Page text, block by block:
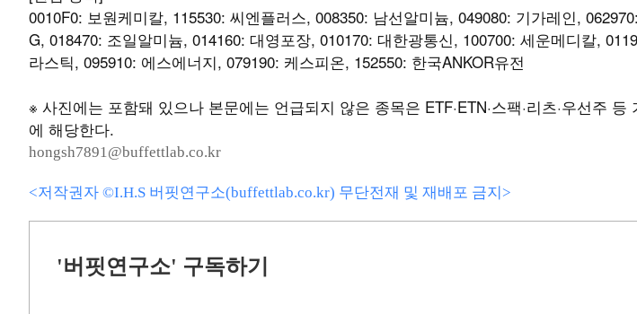
0010F0: 보원케미칼, 115530: 씨엔플러스, 008350: 남선알미늄, 049080: 기가레인,
G, 018470: 조일알미늄, 014160: 대영포장, 010170: 대한광통신, 100700: 세운메디칼,
라스틱, 095910: 에스에너지, 079190: 케스피온, 152550: 한국ANKOR유전
※ 사진에는 포함돼 있으나 본문에는 언급되지 않은 종목은 ETF·ETN·스팩·리츠·우선주
에 해당한다.
hongsh7891@buffettlab.co.kr
<저작권자 ©I.H.S 버핏연구소(buffettlab.co.kr) 무단전재 및 재배포 금지>
'버핏연구소' 구독하기